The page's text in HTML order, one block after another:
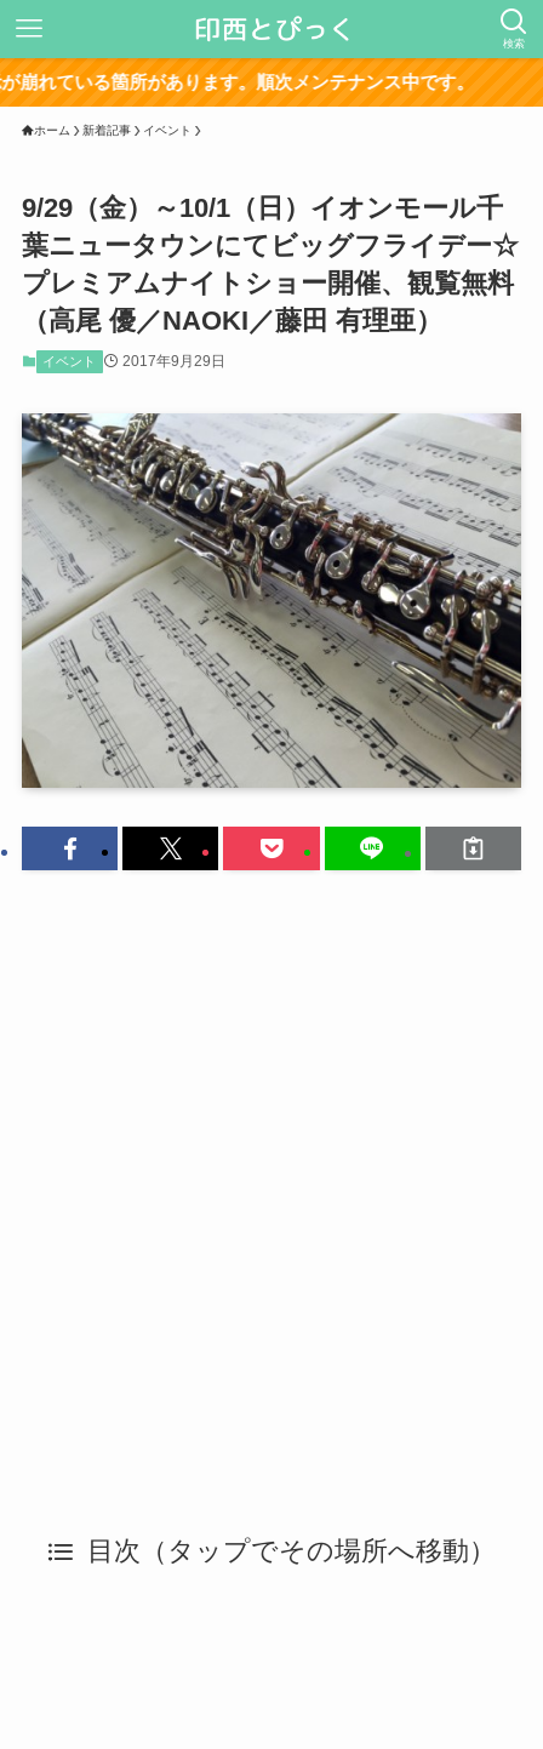
検索
所があります。順次メンテナンス中です。
ホーム 新着記事 イベント
9/29（金）～10/1（日）イオンモール千
葉ニュータウンにてビッグフライデー☆
プレミアムナイトショー開催、観覧無料
（高尾 優／NAOKI／藤田 有理亜）
イベント 2017年9月29日
目次（タップでその場所へ移動）